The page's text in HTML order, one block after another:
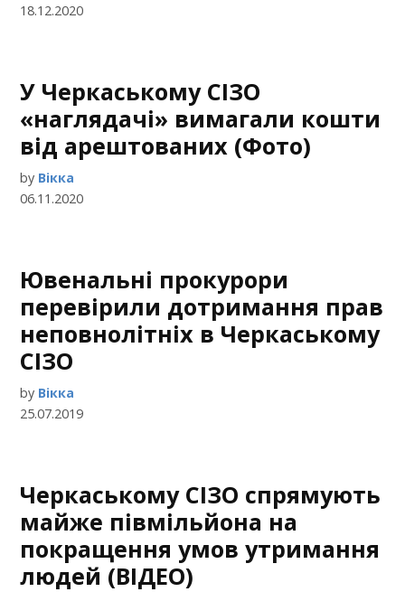
18.12.2020
У Черкаському СІЗО
«наглядачі» вимагали кошти
від арештованих (Фото)
by Вікка
06.11.2020
Ювенальні прокурори
перевірили дотримання прав
неповнолітніх в Черкаському
СІЗО
by Вікка
25.07.2019
Черкаському СІЗО спрямують
майже півмільйона на
покращення умов утримання
людей (ВІДЕО)